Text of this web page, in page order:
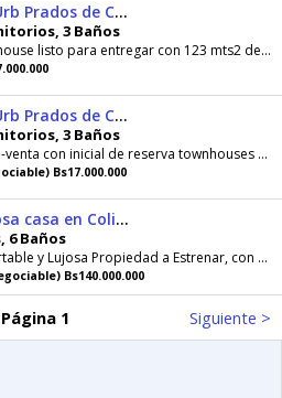
Tonwhouse Urb Prados de Cafetal
3 Baños
"Últimos" Tonwhouse listo para entregar con 123 mts2 de construcción en urbanismo privado de Turmero, descrito de la siguiente manera; Planta Baja:...
Tonwhouse Urb Prados de Cafetal Turmero
3 Baños
Se ofrece en pre-venta con inicial de reserva townhouses en construcción ubicados en la Urb
Bs17.000.000
Vendo hermosa casa en Colinas de Pirineos
6 Baños
Se vende Confortable y Lujosa Propiedad a Estrenar, con acabados de primera categoría ubicada en una de las Urbanizaciones más exclusivas de la...
Bs140.000.000
Página 1 Siguiente >